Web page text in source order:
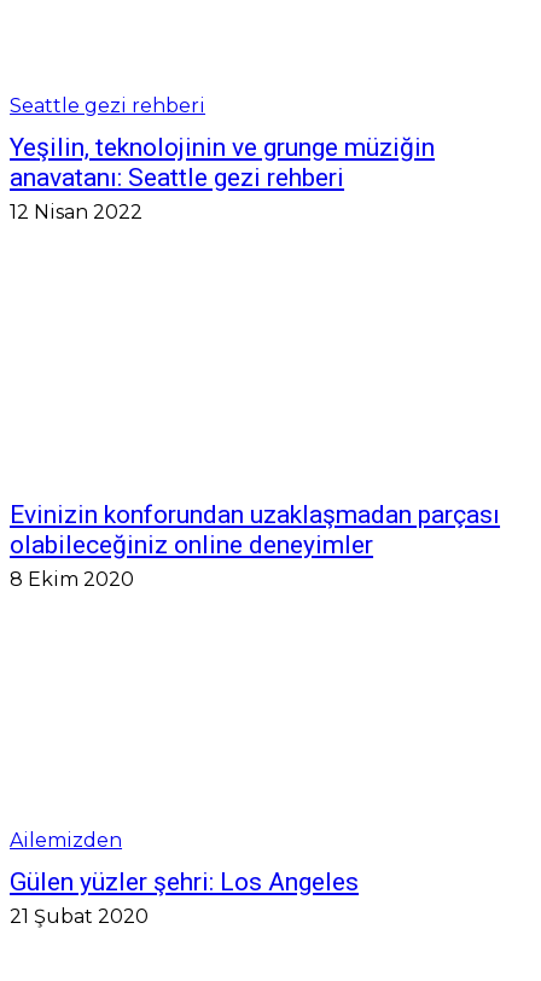
Seattle gezi rehberi
Yeşilin, teknolojinin ve grunge müziğin
anavatanı: Seattle gezi rehberi
12 Nisan 2022
Evinizin konforundan uzaklaşmadan parçası
olabileceğiniz online deneyimler
8 Ekim 2020
Ailemizden
Gülen yüzler şehri: Los Angeles
21 Şubat 2020